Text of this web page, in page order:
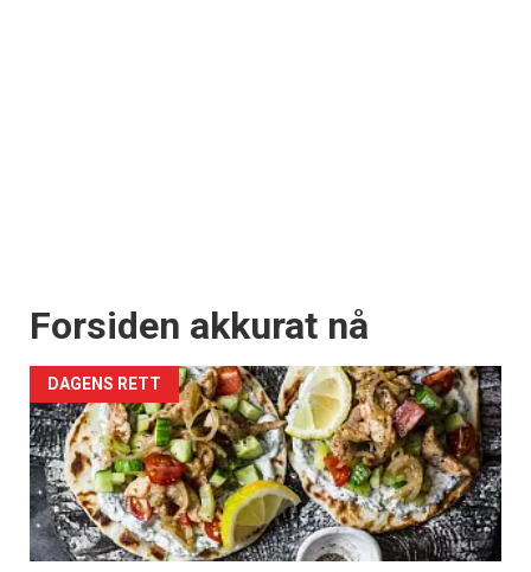
Forsiden akkurat nå
DAGENS RETT